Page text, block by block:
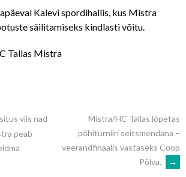
Kalevi spordihallis, kus Mistra
säilitamiseks kindlasti võitu.
Tallas Mistra
viis nad
peab
Mistra/HC Tallas lõpetas
põhiturniiri seitsmendana –
veerandfinaalis vastaseks Coop
Põlva.
→